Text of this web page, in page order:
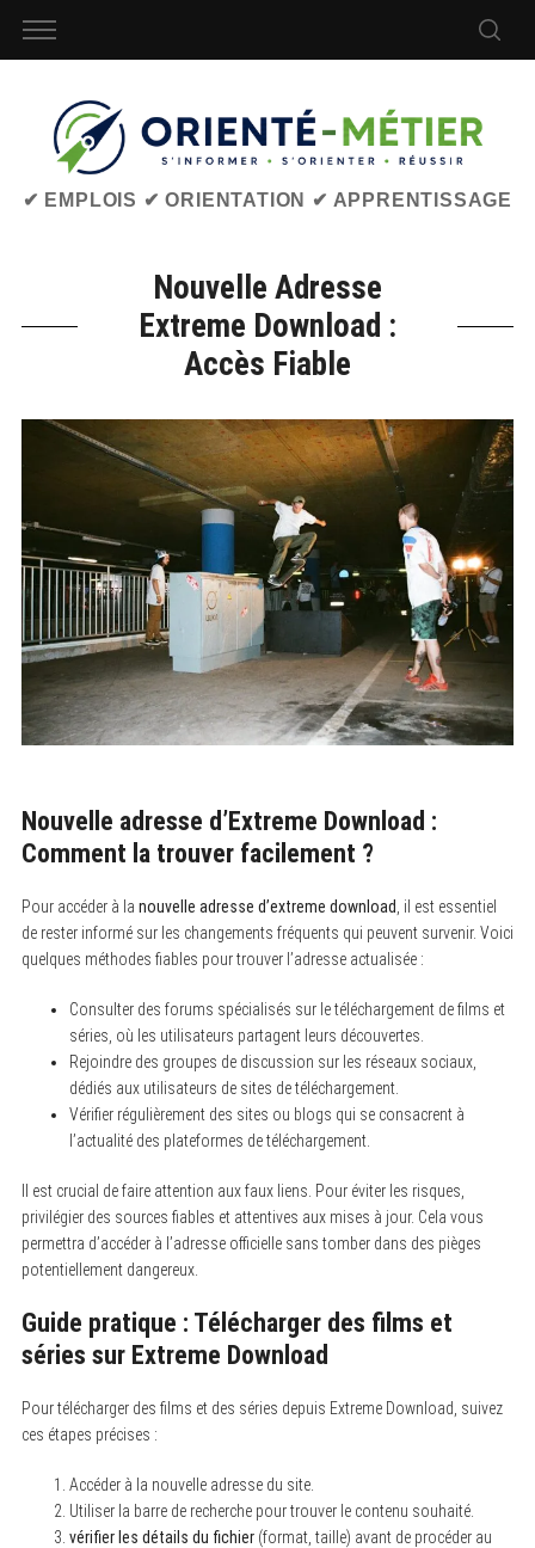
✔ EMPLOIS ✔ ORIENTATION ✔ APPRENTISSAGE
Nouvelle Adresse
Extreme Download :
Accès Fiable
Nouvelle adresse d’Extreme Download :
Comment la trouver facilement ?
Pour accéder à la nouvelle adresse d’extreme download , il est essentiel
de rester informé sur les changements fréquents qui peuvent survenir. Voici
quelques méthodes fiables pour trouver l’adresse actualisée :
Consulter des forums spécialisés sur le téléchargement de films et
séries, où les utilisateurs partagent leurs découvertes.
Rejoindre des groupes de discussion sur les réseaux sociaux,
dédiés aux utilisateurs de sites de téléchargement.
Vérifier régulièrement des sites ou blogs qui se consacrent à
l’actualité des plateformes de téléchargement.
Il est crucial de faire attention aux faux liens. Pour éviter les risques,
privilégier des sources fiables et attentives aux mises à jour. Cela vous
permettra d’accéder à l’adresse officielle sans tomber dans des pièges
potentiellement dangereux.
Guide pratique : Télécharger des films et
séries sur Extreme Download
Pour télécharger des films et des séries depuis Extreme Download, suivez
ces étapes précises :
Accéder à la nouvelle adresse du site.
Utiliser la barre de recherche pour trouver le contenu souhaité.
vérifier les détails du fichier(format, taille) avant de procéder au